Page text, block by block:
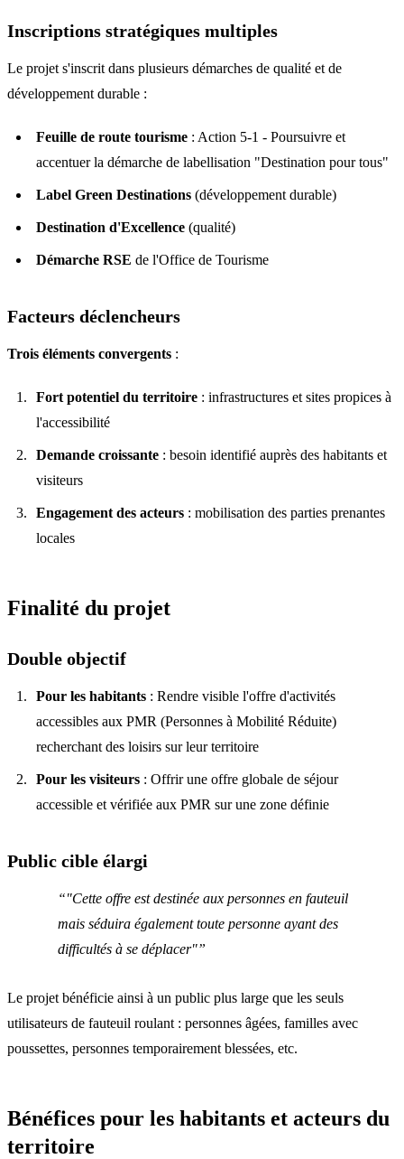
Inscriptions stratégiques multiples
Le projet s'inscrit dans plusieurs démarches de qualité et de
développement durable :
Feuille de route tourisme : Action 5-1 - Poursuivre et
accentuer la démarche de labellisation "Destination pour tous"
Label Green Destinations (développement durable)
Destination d'Excellence (qualité)
Démarche RSE de l'Office de Tourisme
Facteurs déclencheurs
Trois éléments convergents :
Fort potentiel du territoire : infrastructures et sites propices à
l'accessibilité
Demande croissante : besoin identifié auprès des habitants et
visiteurs
Engagement des acteurs : mobilisation des parties prenantes
locales
Finalité du projet
Double objectif
Pour les habitants : Rendre visible l'offre d'activités
accessibles aux PMR (Personnes à Mobilité Réduite)
recherchant des loisirs sur leur territoire
Pour les visiteurs : Offrir une offre globale de séjour
accessible et vérifiée aux PMR sur une zone définie
Public cible élargi
"Cette offre est destinée aux personnes en fauteuil
mais séduira également toute personne ayant des
difficultés à se déplacer"
Le projet bénéficie ainsi à un public plus large que les seuls
utilisateurs de fauteuil roulant : personnes âgées, familles avec
poussettes, personnes temporairement blessées, etc.
Bénéfices pour les habitants et acteurs du
territoire